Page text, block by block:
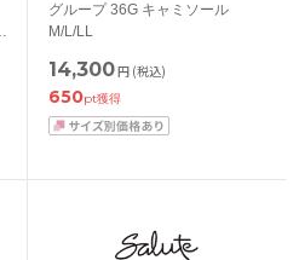
グループ 36G キャミソール
M/L/LL
14,300円 (税込)
650pt獲得